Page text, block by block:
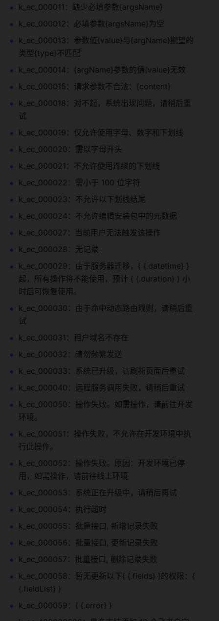
k_ec_000011：缺少必填参数{argsName}
k_ec_000012：必填参数{argsName}为空
k_ec_000013：参数值{value}与{argName}期望的
类型{type}不匹配
k_ec_000014：{argName}参数的值{value}无效
k_ec_000015：请求参数不合法：{content}
k_ec_000018：对不起，系统出现问题，请稍后重
试
k_ec_000019：仅允许使用字母、数字和下划线
k_ec_000020：需以字母开头
k_ec_000021：不允许使用连续的下划线
k_ec_000022：需小于 100 位字符
k_ec_000023：不允许以下划线结尾
k_ec_000024：不允许编辑安装包中的元数据
k_ec_000027：当前用户无法触发该操作
k_ec_000028：无记录
k_ec_000029：由于服务器迁移，{ {.datetime} }
起，所有操作将不能使用，预计 { {.duration} } 小
时后可恢复使用。
k_ec_000030：由于命中动态路由规则，请稍后重
试
k_ec_000031：租户域名不存在
k_ec_000032：请勿频繁发送
k_ec_000033：系统已升级，请刷新页面后重试
k_ec_000040：远程服务调用失败，请稍后重试
k_ec_000050：操作失败。如需操作，请前往开发
环境。
k_ec_000051：操作失败，不允许在开发环境中执
行此操作。
k_ec_000052：操作失败。原因：开发环境已停
用，如需操作，请前往线上环境
k_ec_000053：系统正在升级中，请稍后再试
k_ec_000054：执行超时
k_ec_000055：批量接口, 新增记录失败
k_ec_000056：批量接口, 更新记录失败
k_ec_000057：批量接口, 删除记录失败
k_ec_000058：暂无更新以下{ {.fields} }的权限：{
{.fieldList} }
k_ec_000059：{ {.error} }